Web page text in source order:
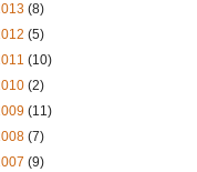
(8)
(5)
(10)
(2)
(11)
(7)
(9)